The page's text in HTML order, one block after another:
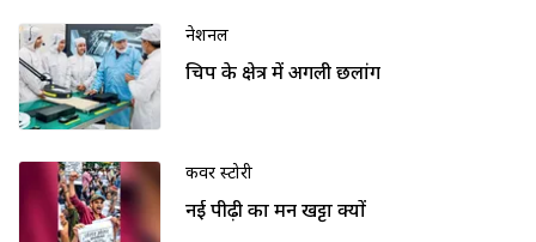
नेशनल
चिप के क्षेत्र में अगली छलांग
कवर स्टोरी
नई पीढ़ी का मन खट्टा क्यों